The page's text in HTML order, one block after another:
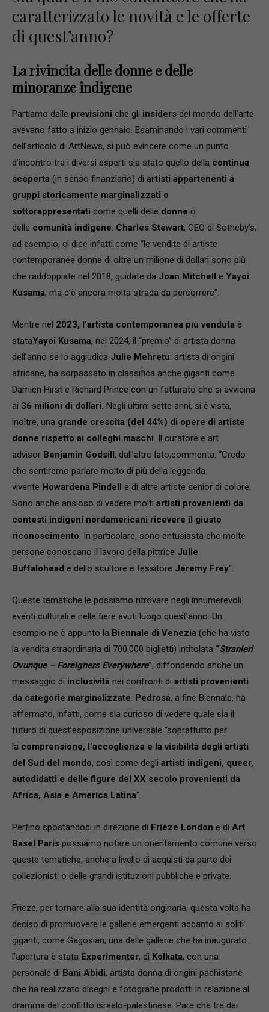
caratterizzato le novità e le offerte
di quest’anno?
La rivincita delle donne e delle
minoranze indigene
Partiamo dalle previsioni che gli insiders del mondo dell’arte
avevano fatto a inizio gennaio. Esaminando i vari commenti
dell’articolo di ArtNews, si può evincere come un punto
d’incontro tra i diversi esperti sia stato quello della continua
scoperta (in senso finanziario) di artisti appartenenti a
gruppi storicamente marginalizzati o
sottorappresentati come quelli delle donne o
delle comunità indigene. Charles Stewart, CEO di Sotheby’s,
ad esempio, ci dice infatti come “le vendite di artiste
contemporanee donne di oltre un milione di dollari sono più
che raddoppiate nel 2018, guidate da Joan Mitchell e Yayoi
Kusama, ma c’è ancora molta strada da percorrere”.
Mentre nel 2023, l’artista contemporanea più venduta è
stataYayoi Kusama, nel 2024, il “premio” di artista donna
dell’anno se lo aggiudica Julie Mehretu: artista di origini
africane, ha sorpassato in classifica anche giganti come
Damien Hirst e Richard Prince con un fatturato che si avvicina
ai 36 milioni di dollari. Negli ultimi sette anni, si è vista,
inoltre, una grande crescita (del 44%) di opere di artiste
donne rispetto ai colleghi maschi. Il curatore e art
advisor Benjamin Godsill , dall’altro lato,commenta: “Credo
che sentiremo parlare molto di più della leggenda
vivente Howardena Pindell
e di altre artiste senior di colore.
Sono anche ansioso di vedere molti artisti provenienti da
contesti indigeni nordamericani ricevere il giusto
riconoscimento. In particolare, sono entusiasta che molte
persone conoscano il lavoro della pittrice Julie
Buffalohead e dello scultore e tessitore Jeremy Frey”.
Queste tematiche le possiamo ritrovare negli innumerevoli
eventi culturali e nelle fiere avuti luogo quest’anno. Un
esempio ne è appunto la Biennale di Venezia (che ha visto
la vendita straordinaria di 700.000 biglietti) intitolata “Stranieri
Ovunque – Foreigners Everywhere”, diffondendo anche un
messaggio di inclusività nei confronti di artisti provenienti
da categorie marginalizzate. Pedrosa, a fine Biennale, ha
affermato, infatti, come sia curioso di vedere quale sia il
futuro di quest’esposizione universale “soprattutto per
la comprensione, l’accoglienza e la visibilità degli artisti
del Sud del mondo, così come degli artisti indigeni, queer,
autodidatti e delle figure del XX secolo provenienti da
Africa, Asia e America Latina”.
Perfino spostandoci in direzione di Frieze London e di Art
Basel Paris possiamo notare un orientamento comune verso
queste tematiche, anche a livello di acquisti da parte dei
collezionisti o delle grandi istituzioni pubbliche e private.
Frieze, per tornare alla sua identità originaria, questa volta ha
deciso di promuovere le gallerie emergenti accanto ai soliti
giganti, come Gagosian; una delle gallerie che ha inaugurato
l’apertura è stata Experimenter, di Kolkata, con una
personale di Bani Abidi, artista donna di origini pachistane
che ha realizzato disegni e fotografie prodotti in relazione al
dramma del conflitto israelo-palestinese. Pare che tre dei